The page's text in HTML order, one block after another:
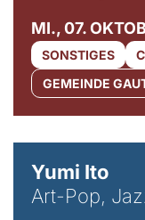
MI., 07.
SONSTIGES
GEMEINDE
Yumi Ito
Art-Pop,